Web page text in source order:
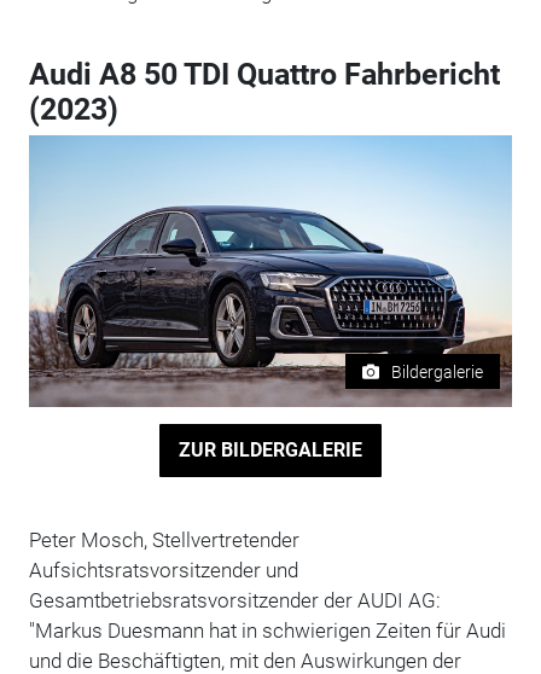
Audi A8 50 TDI Quattro Fahrbericht
(2023)
Bildergalerie
ZUR BILDERGALERIE
Peter Mosch, Stellvertretender
Aufsichtsratsvorsitzender und
Gesamtbetriebsratsvorsitzender der AUDI AG:
"Markus Duesmann hat in schwierigen Zeiten für Audi
und die Beschäftigten, mit den Auswirkungen der